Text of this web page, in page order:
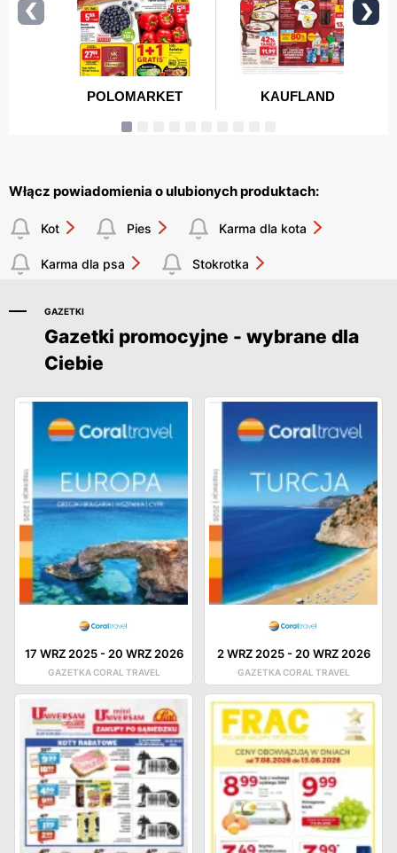
Włącz powiadomienia o ulubionych produktach:
Kot Pies Karma dla kota
Karma dla psa Stokrotka
GAZETKI
Gazetki promocyjne - wybrane dla
Ciebie
17 WRZ 2025- 20 WRZ 2026
GAZETKA CORAL TRAVEL
2 WRZ 2025- 20 WRZ 2026
GAZETKA CORAL TRAVEL